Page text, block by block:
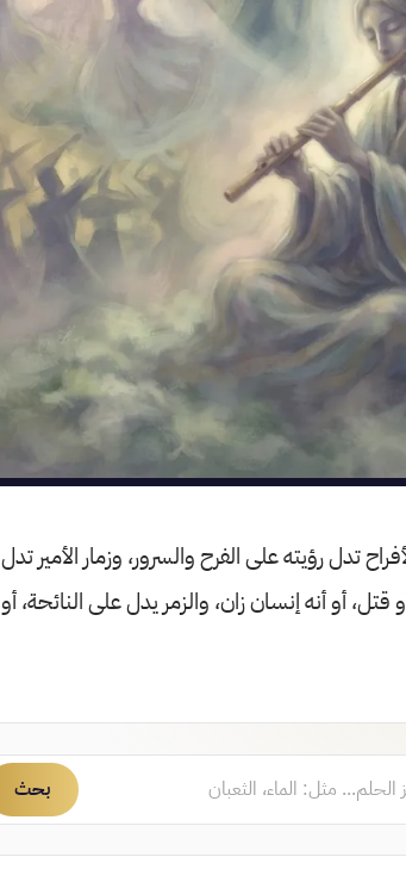
تدل رؤيته على الفرح والسرور، وزمار الأمير تدل
أو أنه إنسان زان، والزمر يدل على النائحة، أو
بحث